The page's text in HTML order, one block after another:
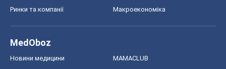
Ринки та компанії Макроекономіка
MedOboz
Новини медицини MAMACLUB